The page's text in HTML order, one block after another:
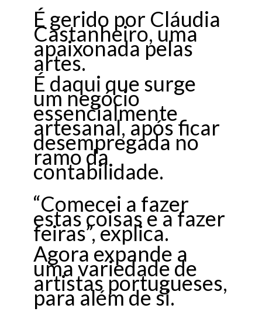
É gerido por Cláudia
Castanheiro, uma
apaixonada pelas
artes.
É daqui que surge
um negócio
essencialmente
artesanal, após ficar
desempregada no
ramo da
contabilidade.
“Comecei a fazer
estas coisas e a fazer
feiras”, explica.
Agora expande a
uma variedade de
artistas portugueses,
para além de si.